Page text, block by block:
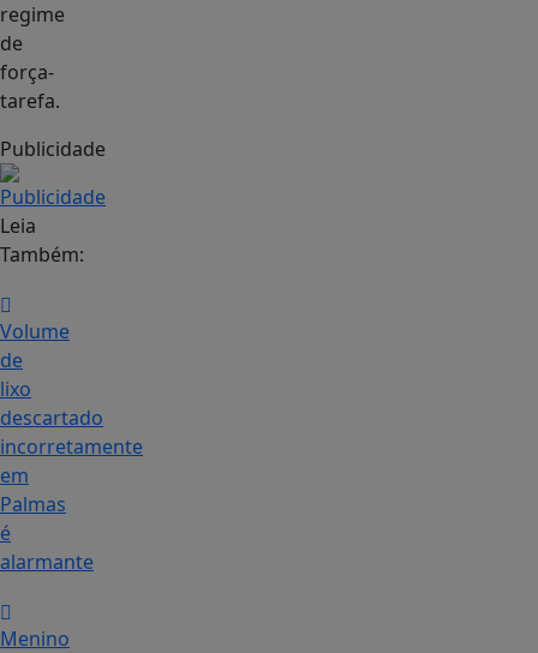
regime
de
força-
tarefa.
Publicidade
Leia
Também:
Volume
de
lixo
descartado
incorretamente
em
Palmas
é
alarmante
Menino